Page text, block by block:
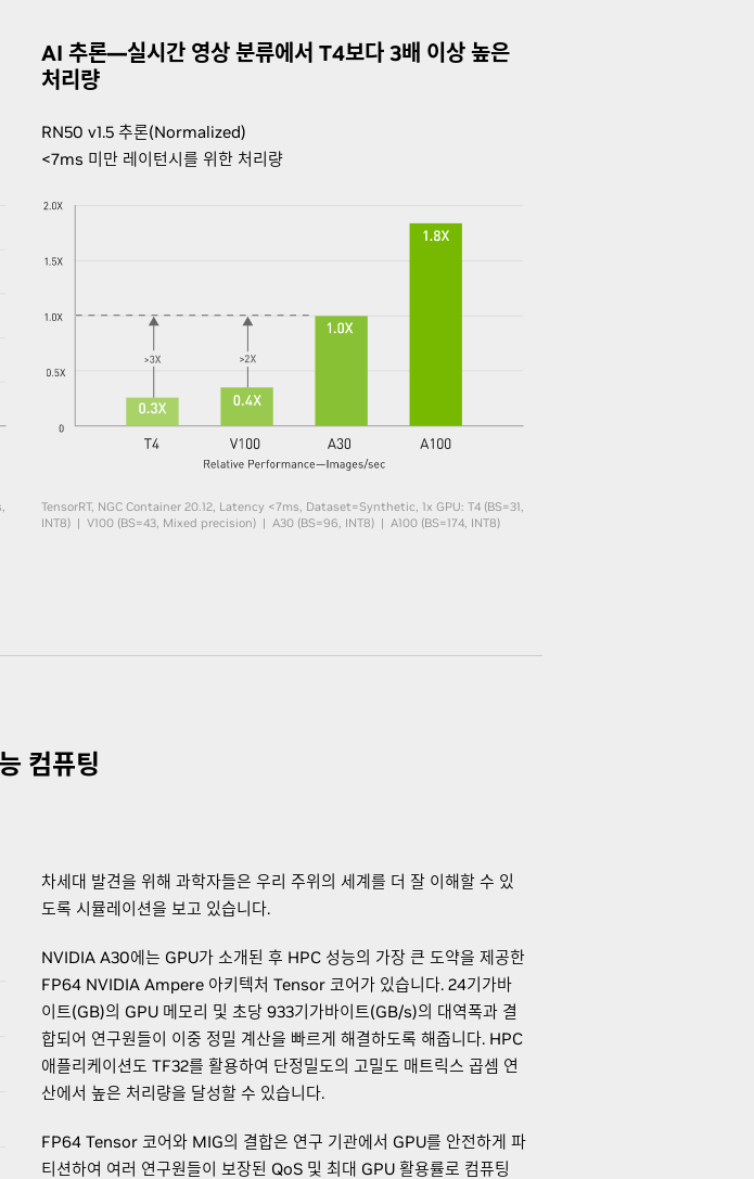
AI 추론—실시간 영상 분류에서 T4보다 3배 이상 높은
처리량
RN50 v1.5 추론(Normalized)
<7ms 미만 레이턴시를 위한 처리량
TensorRT, NGC Container 20.12, Latency <7ms, Dataset=Synthetic,​ 1x GPU: T4 (BS=31,
INT8) | V100 (BS=43, Mixed precision) | A30 (BS=96, INT8) | A100 (BS=174, INT8)
컴퓨팅
차세대 발견을 위해 과학자들은 우리 주위의 세계를 더 잘 이해할 수 있
도록 시뮬레이션을 보고 있습니다.
NVIDIA A30에는 GPU가 소개된 후 HPC 성능의 가장 큰 도약을 제공한
FP64 NVIDIA Ampere 아키텍처 Tensor 코어가 있습니다. 24기가바
이트(GB)의 GPU 메모리 및 초당 933기가바이트(GB/s)의 대역폭과 결
합되어 연구원들이 이중 정밀 계산을 빠르게 해결하도록 해줍니다. HPC
애플리케이션도 TF32를 활용하여 단정밀도의 고밀도 매트릭스 곱셈 연
산에서 높은 처리량을 달성할 수 있습니다.
FP64 Tensor 코어와 MIG의 결합은 연구 기관에서 GPU를 안전하게 파
티션하여 여러 연구원들이 보장된 QoS 및 최대 GPU 활용률로 컴퓨팅